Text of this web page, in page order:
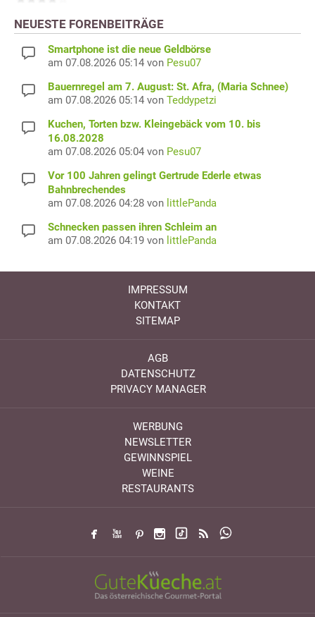
NEUESTE FORENBEITRÄGE
Smartphone ist die neue Geldbörse
am 07.08.2026 05:14 von Pesu07
Bauernregel am 7. August: St. Afra, (Maria Schnee)
am 07.08.2026 05:14 von Teddypetzi
Kuchen, Torten bzw. Kleingebäck vom 10. bis
16.08.2028
am 07.08.2026 05:04 von Pesu07
Vor 100 Jahren gelingt Gertrude Ederle etwas
Bahnbrechendes
am 07.08.2026 04:28 von littlePanda
Schnecken passen ihren Schleim an
am 07.08.2026 04:19 von littlePanda
IMPRESSUM
KONTAKT
SITEMAP
AGB
DATENSCHUTZ
PRIVACY MANAGER
WERBUNG
NEWSLETTER
GEWINNSPIEL
WEINE
RESTAURANTS